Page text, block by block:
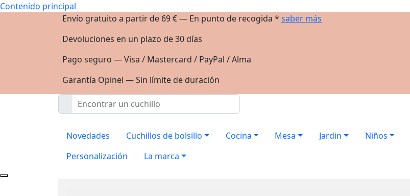
Contenido principal
Envío gratuito a partir de 69 € — En punto de recogida * saber más
Devoluciones en un plazo de 30 días
Pago seguro — Visa / Mastercard / PayPal / Alma
Garantía Opinel — Sin límite de duración
Novedades Cuchillos de bolsillo Cocina Mesa Jardin Niños
Personalización
La marca